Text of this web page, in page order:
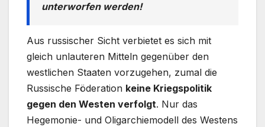
unterworfen werden!
Aus russischer Sicht verbietet es sich mit
gleich unlauteren Mitteln gegenüber den
westlichen Staaten vorzugehen, zumal die
Russische Föderation keine Kriegspolitik
gegen den Westen verfolgt. Nur das
Hegemonie- und Oligarchiemodell des Westens